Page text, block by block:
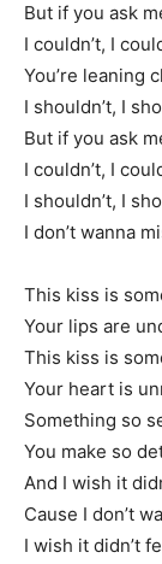
But if you ask
I couldn’t, I
You’re leaning
I shouldn’t, I
But if you ask
I couldn’t, I
I shouldn’t, I
I don’t wanna
This kiss is
Your lips are
This kiss is
Your heart is
Something so
You make so
And I wish it
Cause I don’t
I wish it didn’t